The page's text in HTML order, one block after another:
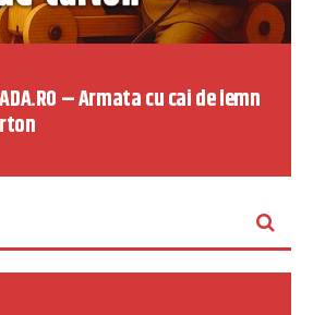
– Armata cu cai de lemn